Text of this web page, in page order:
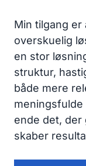
Min tilgang
overskuelig
en stor
struktur,
både mere
meningsfulde
ende det, der
skaber